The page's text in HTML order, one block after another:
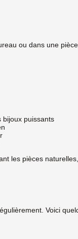
ou dans une
bijoux puissants
les pièces
Voici